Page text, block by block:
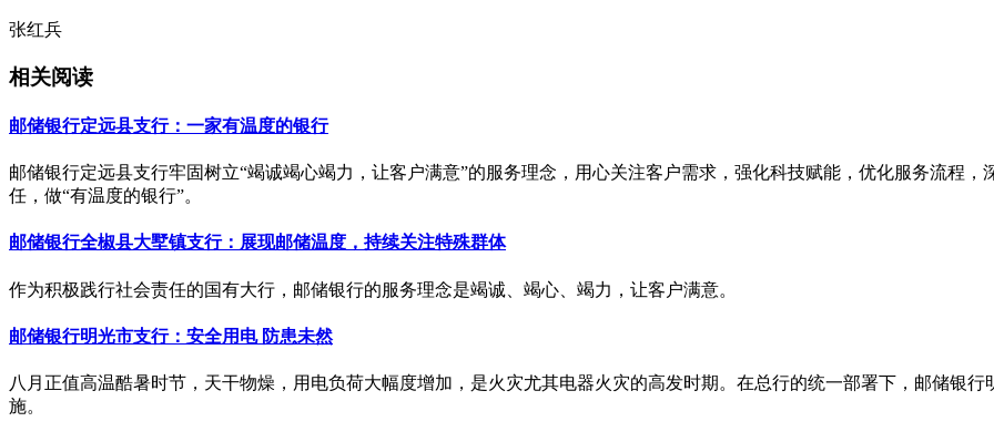
张红兵
相关阅读
邮储银行定远县支行：一家有温度的银行
邮储银行定远县支行牢固树立“竭诚竭心竭力，让客户满意”的服务理念，用心关注客户需求，强化科技赋能，优化服务流程
任，做“有温度的银行”。
邮储银行全椒县大墅镇支行：展现邮储温度，持续关注特殊群体
作为积极践行社会责任的国有大行，邮储银行的服务理念是竭诚、竭心、竭力，让客户满意。
邮储银行明光市支行：安全用电 防患未然
八月正值高温酷暑时节，天干物燥，用电负荷大幅度增加，是火灾尤其电器火灾的高发时期。在总行的统一部署下，邮储银
施。